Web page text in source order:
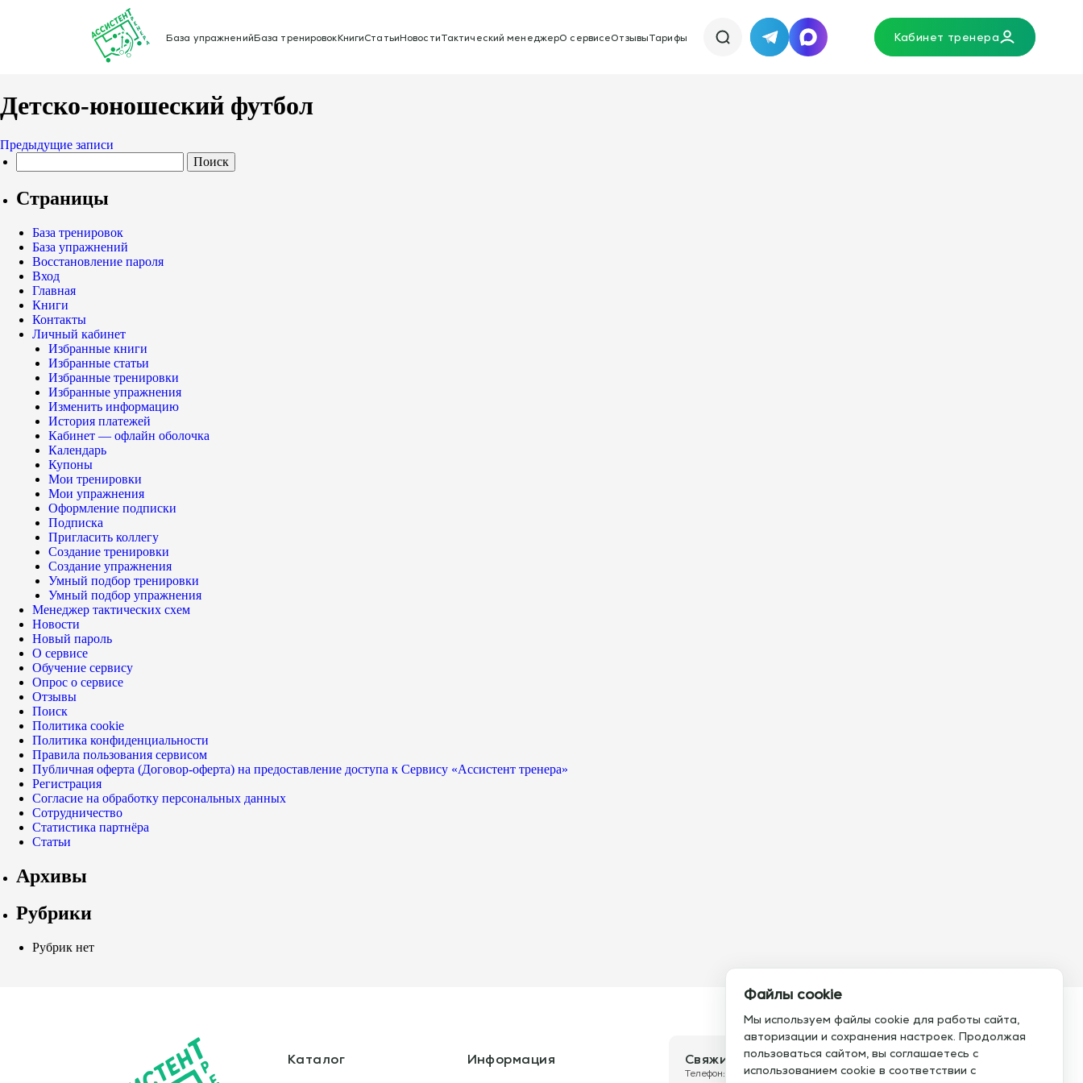
База упражненийБаза тренировокКнигиСтатьиНовостиТактический менеджерО сервисеОтзывыТарифы TelegramMAX Кабинет тренера
Детско-юношеский футбол
Навигация
по
записям
Предыдущие записи
Страницы
База тренировок
База упражнений
Восстановление пароля
Вход
Главная
Книги
Контакты
Личный кабинет
Избранные книги
Избранные статьи
Избранные тренировки
Избранные упражнения
Изменить информацию
История платежей
Кабинет — офлайн оболочка
Календарь
Купоны
Мои тренировки
Мои упражнения
Оформление подписки
Подписка
Пригласить коллегу
Создание тренировки
Создание упражнения
Умный подбор тренировки
Умный подбор упражнения
Менеджер тактических схем
Новости
Новый пароль
О сервисе
Обучение сервису
Опрос о сервисе
Отзывы
Поиск
Политика cookie
Политика конфиденциальности
Правила пользования сервисом
Публичная оферта (Договор-оферта) на предоставление доступа к Сервису «Ассистент тренера»
Регистрация
Согласие на обработку персональных данных
Сотрудничество
Статистика партнёра
Статьи
Архивы
Рубрики
Рубрик нет
Каталог Информация Свяжитесь с нами
Телефон: Электронная почта:
Файлы cookie
Мы используем файлы cookie для работы сайта,
авторизации и сохранения настроек. Продолжая
пользоваться сайтом, вы соглашаетесь с
использованием cookie в соответствии с